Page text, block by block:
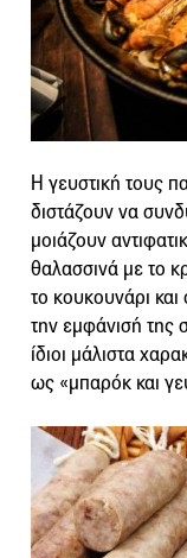
Η γευστική τους
διστάζουν να
μοιάζουν
θαλασσινά με το
το κουκουνάρι
την εμφάνισή της
ίδιοι μάλιστα
ως «μπαρόκ και